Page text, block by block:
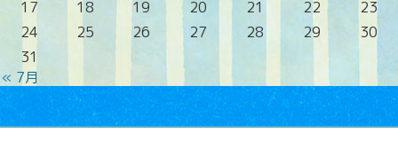
« 7月
17
18 19 20 21 22
23
24
25 26 27 28 29
30
31